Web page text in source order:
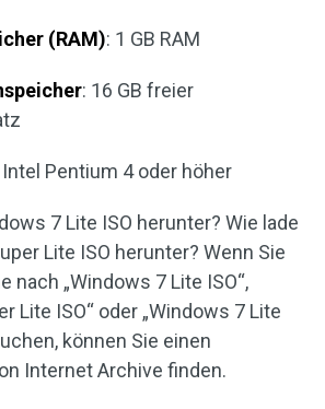
(RAM): 1 GB RAM
: 16 GB freier
Intel Pentium 4 oder höher
7 Lite ISO herunter? Wie lade
Lite ISO herunter? Wenn Sie
nach „Windows 7 Lite ISO“,
Lite ISO“ oder „Windows 7 Lite
können Sie einen
Internet Archive finden.